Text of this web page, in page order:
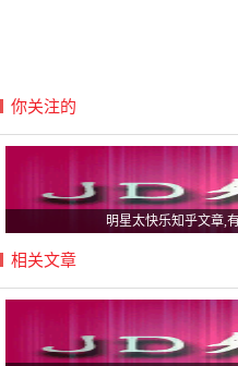
皮肤光是变得嫩滑还远远
仅能够祛痘，还可以确保痘
你关注的
明星太快乐知乎文章,
相关文章